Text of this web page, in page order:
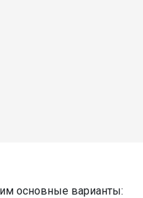
основные варианты: